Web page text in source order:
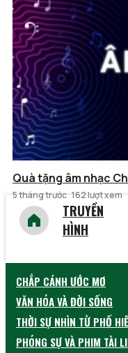
Quà tặng âm nhạc
5 tháng trước 162 lượt xem
TRUYỀN
HÌNH
CHẮP CÁNH ƯỚC MƠ
VĂN HÓA VÀ ĐỜI SỐNG
THỜI SỰ NHÌN TỪ PHỐ
PHÓNG SỰ VÀ PHIM TÀI